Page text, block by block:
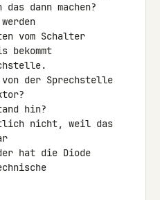
dann machen?
vom Schalter
bekommt
von der Sprechstelle
hin?
nicht, weil das
hat die Diode